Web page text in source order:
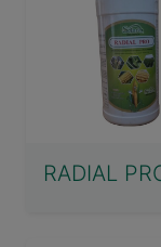
RADIAL